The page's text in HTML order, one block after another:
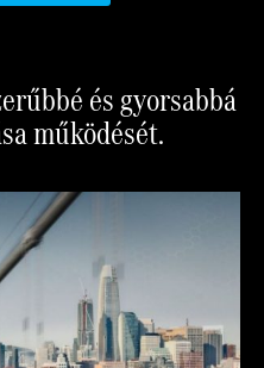
és gyorsabbá
működését.